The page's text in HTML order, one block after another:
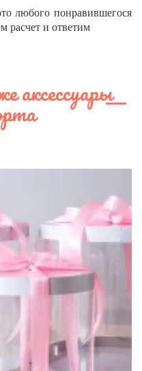
любого понравившегося
расчет и ответим
аксессуары